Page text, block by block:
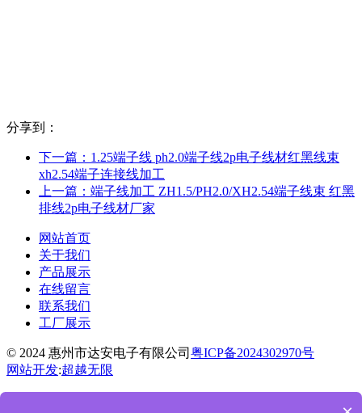
分享到：
下一篇： 1.25端子线 ph2.0端子线2p电子线材红黑线束
xh2.54端子连接线加工
上一篇： 端子线加工 ZH1.5/PH2.0/XH2.54端子线束 红黑
排线2p电子线材厂家
网站首页
关于我们
产品展示
在线留言
联系我们
工厂展示
© 2024 惠州市达安电子有限公司 粤ICP备2024302970号
网站开发:超越无限